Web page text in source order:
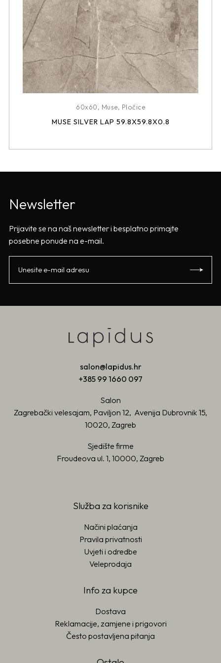
60x60, Muse, Pločice
MUSE SILVER LAP 59.8X59.8X0.8
Newsletter
Prijavite se na naš newsletter i besplatno primajte
posebne ponude na e-mail.
salon@lapidus.hr
+385 99 1660 097
Salon
Zagrebački velesajam, Paviljon 12, Avenija Dubrovnik 15,
10020, Zagreb
Sjedište firme
Froudeova ul. 1, 10000, Zagreb
Služba za korisnike
Načini plaćanja
Pravila privatnosti
Uvjeti i odredbe
Veleprodaja
Info za kupce
Dostava
Reklamacije, zamjene i prigovori
Često postavljena pitanja